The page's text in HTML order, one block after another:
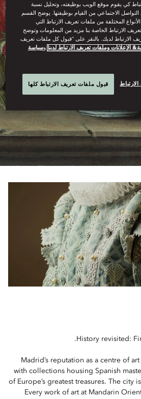
History revisited:
Madrid’s reputation as a centre of
with collections housing Spanish
of Europe’s greatest treasures. The city
Every work of art at Mandarin
كي يقوم موقع الويب بوظيفته، وتحليل نسبة
الاجتماعي من القيام بوظيفتها. يوضح القسم
المختلفة من ملفات تعريف الارتباط التي
الارتباط الخاصة بنا مزيد من المعلومات وتوضح
الارتباط لديك. بالنقر على “قبول كل ملفات تعريف
الإعلانات وملفات تعريف الارتباط لدينا وسياسة
قبول ملفات تعريف الارتباط كلها